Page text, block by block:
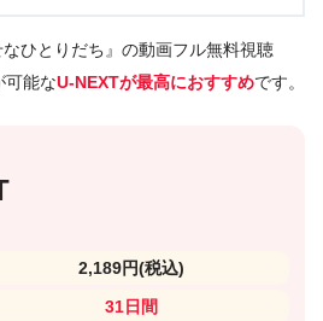
なひとりだち』の動画フル無料視聴
可能なU-NEXTが最高におすすめです。
2,189円(税込)
31日間